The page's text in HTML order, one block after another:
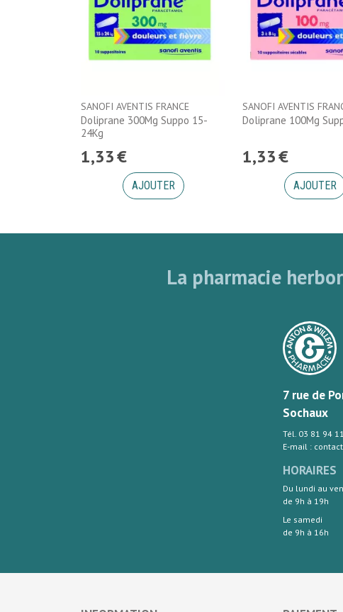
SANOFI AVENTIS FRANCE
Doliprane 300Mg Suppo 15-
24Kg
1,33€
AJOUTER
SANOFI AVENTIS
Doliprane 100Mg
1,33€
AJOUTER
La pharmacie
7 rue de
Sochaux
Tél. 03 81 94
E-mail :
HORAIRES
Du lundi au
de 9h à 19h
Le samedi
de 9h à 16h